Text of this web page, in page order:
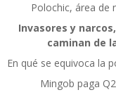
Polochic, área de
Invasores y
caminan de
En qué se equivoca la
Mingob paga